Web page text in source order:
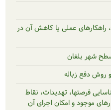
یا کاهش آن در
نقاط
اجرای آن